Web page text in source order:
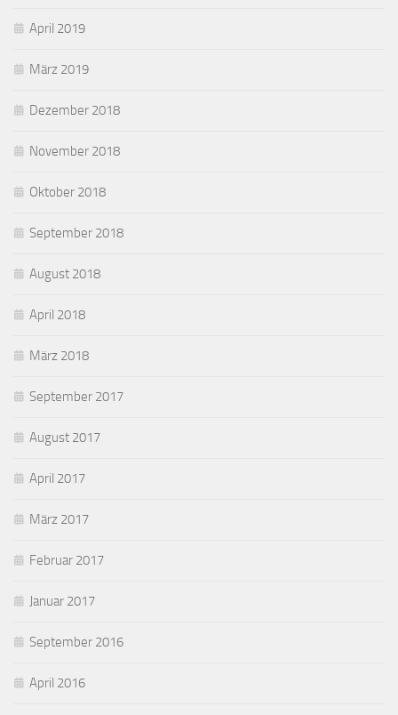
April 2019
März 2019
Dezember 2018
November 2018
Oktober 2018
September 2018
August 2018
April 2018
März 2018
September 2017
August 2017
April 2017
März 2017
Februar 2017
Januar 2017
September 2016
April 2016